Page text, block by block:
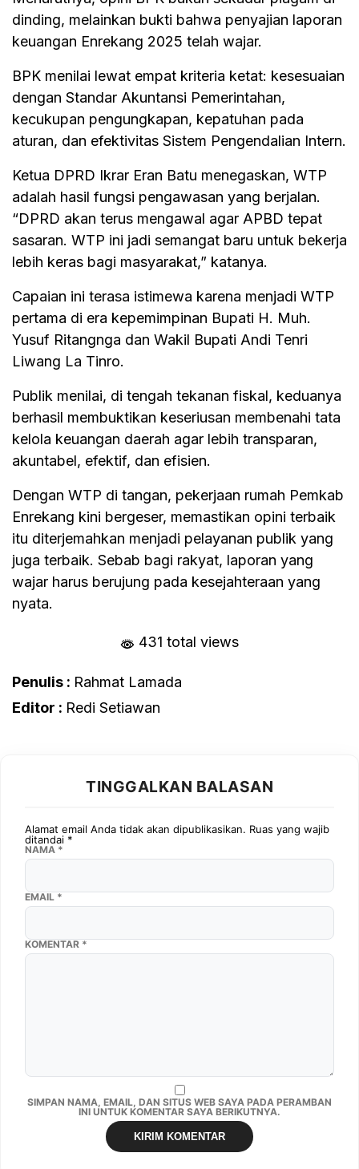
dinding, melainkan bukti bahwa penyajian laporan
keuangan Enrekang 2025 telah wajar.
BPK menilai lewat empat kriteria ketat: kesesuaian
dengan Standar Akuntansi Pemerintahan,
kecukupan pengungkapan, kepatuhan pada
aturan, dan efektivitas Sistem Pengendalian Intern.
Ketua DPRD Ikrar Eran Batu menegaskan, WTP
adalah hasil fungsi pengawasan yang berjalan.
“DPRD akan terus mengawal agar APBD tepat
sasaran. WTP ini jadi semangat baru untuk bekerja
lebih keras bagi masyarakat,” katanya.
Capaian ini terasa istimewa karena menjadi WTP
pertama di era kepemimpinan Bupati H. Muh.
Yusuf Ritangnga dan Wakil Bupati Andi Tenri
Liwang La Tinro.
Publik menilai, di tengah tekanan fiskal, keduanya
berhasil membuktikan keseriusan membenahi tata
kelola keuangan daerah agar lebih transparan,
akuntabel, efektif, dan efisien.
Dengan WTP di tangan, pekerjaan rumah Pemkab
Enrekang kini bergeser, memastikan opini terbaik
itu diterjemahkan menjadi pelayanan publik yang
juga terbaik. Sebab bagi rakyat, laporan yang
wajar harus berujung pada kesejahteraan yang
nyata.
431 total views
Penulis : Rahmat Lamada
Editor : Redi Setiawan
TINGGALKAN BALASAN
Alamat email Anda tidak akan dipublikasikan. Ruas yang wajib
ditandai *
KOMENTAR*
NAMA *
EMAIL*
SIMPAN NAMA, EMAIL, DAN SITUS WEB SAYA PADA PERAMBAN
INI UNTUK KOMENTAR SAYA BERIKUTNYA.